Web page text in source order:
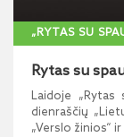
„RYTAS SU
Rytas su
Laidoje „Rytas
dienraščių
„Verslo žinios“ ir